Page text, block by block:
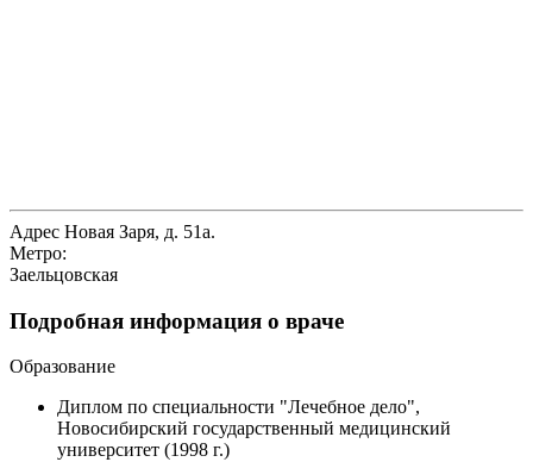
Адрес Новая Заря, д. 51а.
Метро:
Заельцовская
Подробная информация о враче
Образование
Диплом по специальности "Лечебное дело",
Новосибирский государственный медицинский
университет (1998 г.)